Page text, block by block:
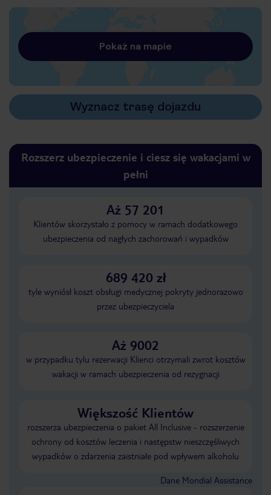
Pokaż na mapie
Wyznacz trasę dojazdu
Rozszerz ubezpieczenie i ciesz się wakacjami w
pełni
Aż 57 201
Klientów skorzystało z pomocy w ramach dodatkowego
ubezpieczenia od nagłych zachorowań i wypadków
689 420 zł
tyle wyniósł koszt obsługi medycznej pokryty jednorazowo
przez ubezpieczyciela
Aż 9002
w przypadku tylu rezerwacji Klienci otrzymali zwrot kosztów
wakacji w ramach ubezpieczenia od rezygnacji
Większość Klientów
rozszerza ubezpieczenia o pakiet All Inclusive - rozszerzenie
ochrony od kosztów leczenia i następstw nieszczęśliwych
wypadków o zdarzenia zaistniałe pod wpływem alkoholu
Dane Mondial Assistance